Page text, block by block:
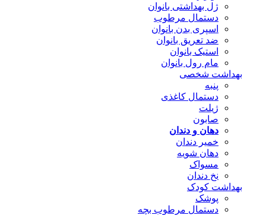
ژل بهداشتی بانوان
دستمال مرطوب
اسپری بدن بانوان
ضد تعریق بانوان
استیک بانوان
مام رول بانوان
بهداشت شخصی
پنبه
دستمال کاغذی
ژیلت
صابون
دهان و دندان
خمیر دندان
دهان شویه
مسواک
نخ دندان
بهداشت کودک
پوشک
دستمال مرطوب بچه